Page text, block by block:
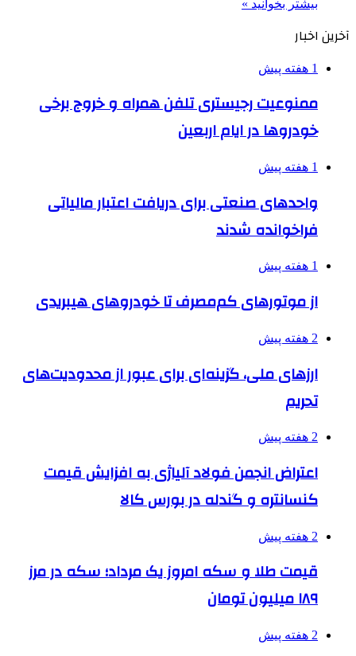
بیشتر بخوانید »
آخرین اخبار
1 هفته پیش
ممنوعیت رجیستری تلفن همراه و خروج برخی
خودروها در ایام اربعین
1 هفته پیش
واحدهای صنعتی برای دریافت اعتبار مالیاتی
فراخوانده شدند
1 هفته پیش
از موتورهای کم‌مصرف تا خودروهای هیبریدی
2 هفته پیش
ارزهای ملی، گزینه‌ای برای عبور از محدودیت‌های
تحریم
2 هفته پیش
اعتراض انجمن فولاد آلیاژی به افزایش قیمت
کنسانتره و گندله در بورس کالا
2 هفته پیش
قیمت طلا و سکه امروز یک مرداد؛ سکه در مرز
۱۸۹ میلیون تومان
2 هفته پیش